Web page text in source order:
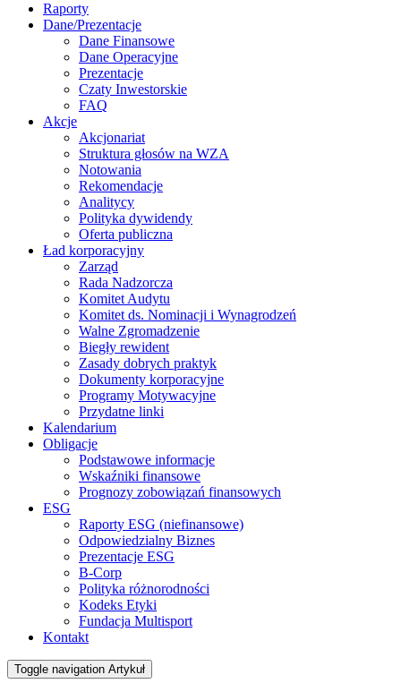
Raporty
Dane/Prezentacje
Dane Finansowe
Dane Operacyjne
Prezentacje
Czaty Inwestorskie
FAQ
Akcje
Akcjonariat
Struktura głosów na WZA
Notowania
Rekomendacje
Analitycy
Polityka dywidendy
Oferta publiczna
Ład korporacyjny
Zarząd
Rada Nadzorcza
Komitet Audytu
Komitet ds. Nominacji i Wynagrodzeń
Walne Zgromadzenie
Biegły rewident
Zasady dobrych praktyk
Dokumenty korporacyjne
Programy Motywacyjne
Przydatne linki
Kalendarium
Obligacje
Podstawowe informacje
Wskaźniki finansowe
Prognozy zobowiązań finansowych
ESG
Raporty ESG (niefinansowe)
Odpowiedzialny Biznes
Prezentacje ESG
B-Corp
Polityka różnorodności
Kodeks Etyki
Fundacja Multisport
Kontakt
Toggle navigation Artykuł